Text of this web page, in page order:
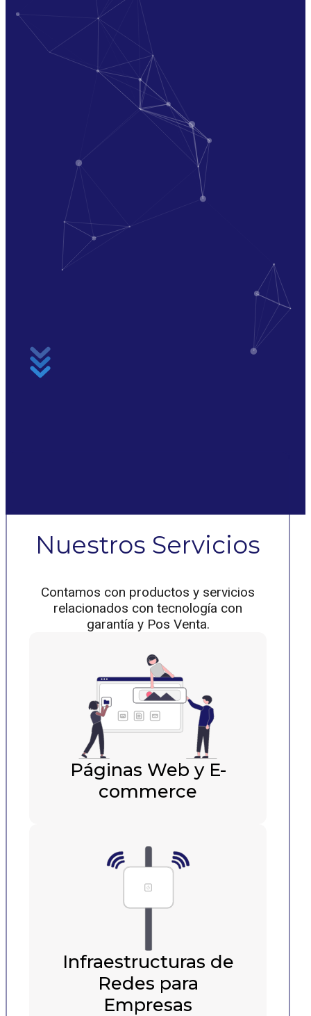
Nuestros Servicios
Contamos con productos y servicios
relacionados con tecnología con
garantía y Pos Venta.
Páginas Web y E-
commerce
Infraestructuras de
Redes para
Empresas